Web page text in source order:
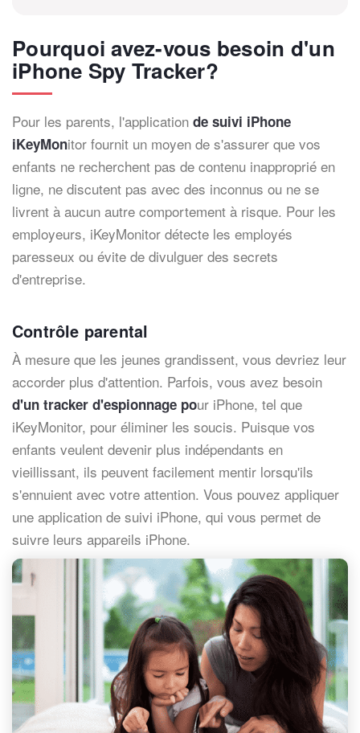
Pourquoi avez-vous besoin d'un
iPhone Spy Tracker?
Pour les parents, l'application de suivi iPhone
iKeyMonitor fournit un moyen de s'assurer que vos
enfants ne recherchent pas de contenu inapproprié en
ligne, ne discutent pas avec des inconnus ou ne se
livrent à aucun autre comportement à risque. Pour les
employeurs, iKeyMonitor détecte les employés
paresseux ou évite de divulguer des secrets
d'entreprise.
Contrôle parental
À mesure que les jeunes grandissent, vous devriez leur
accorder plus d'attention. Parfois, vous avez besoin
d'un tracker d'espionnage pour iPhone, tel que
iKeyMonitor, pour éliminer les soucis. Puisque vos
enfants veulent devenir plus indépendants en
vieillissant, ils peuvent facilement mentir lorsqu'ils
s'ennuient avec votre attention. Vous pouvez appliquer
une application de suivi iPhone, qui vous permet de
suivre leurs appareils iPhone.